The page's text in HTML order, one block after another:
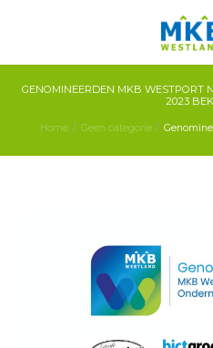
GENOMINEERDEN MKB WESTPORT
2023
Home Geen categorie